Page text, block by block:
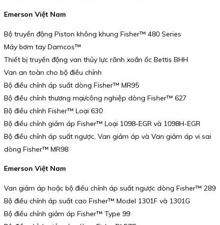
Emerson Việt Nam
Bộ truyền động Piston không khung Fisher™ 480 Series
Máy bơm tay Damcos™
Thiết bị truyền động van thủy lực rãnh xoắn ốc Bettis BHH
Van an toàn cho bộ điều chỉnh
Bộ điều chỉnh áp suất dòng Fisher™ MR95
Bộ điều chỉnh thương mại/công nghiệp dòng Fisher™ 627
Bộ điều chỉnh Fisher™ Loại 630
Bộ điều chỉnh giảm áp Fisher™ Loại 1098-EGR và 1098H-EGR
Bộ điều chỉnh áp suất ngược, Van giảm áp và Van giảm áp vi sai
dòng Fisher™ MR98
Emerson Việt Nam
Van giảm áp hoặc bộ điều chỉnh áp suất ngược dòng Fisher™ 289
Bộ điều chỉnh áp suất cao Fisher™ Model 1301F và 1301G
Bộ điều chỉnh giảm áp Fisher™ Type 99